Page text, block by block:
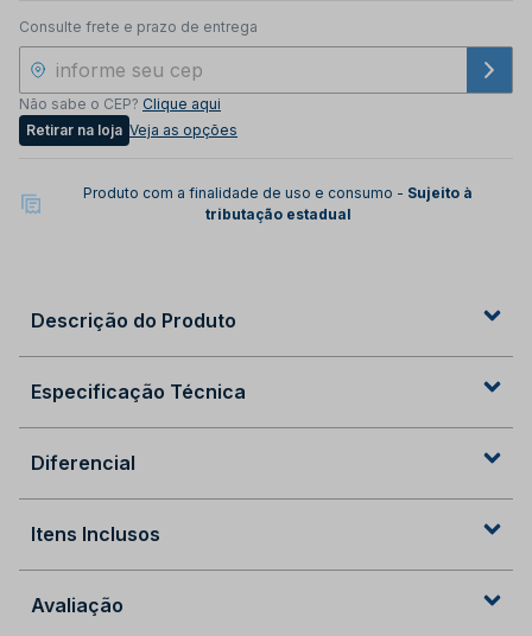
Consulte frete e prazo de entrega
Não sabe o CEP? Clique aqui
Retirar na loja Veja as opções
Produto com a finalidade de uso e consumo - Sujeito à
tributação estadual
Descrição do Produto
Especificação Técnica
Diferencial
Itens Inclusos
Avaliação